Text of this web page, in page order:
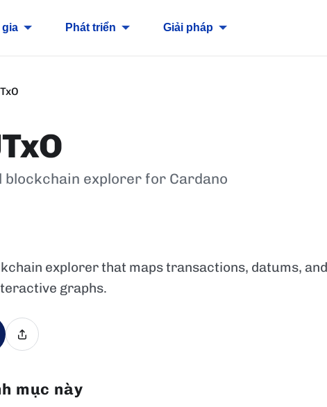
gia Phát triển Giải pháp
blockchain explorer for Cardano
explorer that maps transactions, datums,
graphs.
mục này